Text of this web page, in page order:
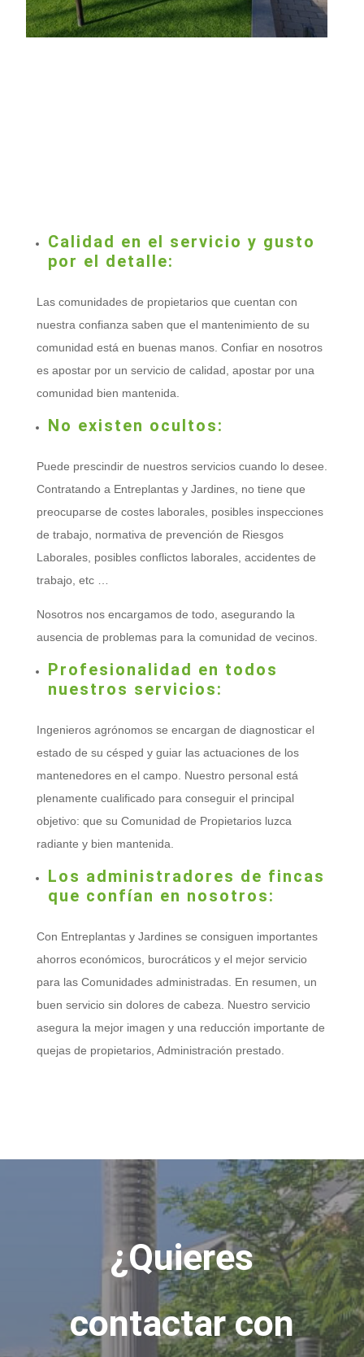
Calidad en el servicio y gusto
por el detalle:
Las comunidades de propietarios que cuentan con
nuestra confianza saben que el mantenimiento de su
comunidad está en buenas manos. Confiar en nosotros
es apostar por un servicio de calidad, apostar por una
comunidad bien mantenida.
No existen ocultos:
Puede prescindir de nuestros servicios cuando lo desee.
Contratando a Entreplantas y Jardines, no tiene que
preocuparse de costes laborales, posibles inspecciones
de trabajo, normativa de prevención de Riesgos
Laborales, posibles conflictos laborales, accidentes de
trabajo, etc …
Nosotros nos encargamos de todo, asegurando la
ausencia de problemas para la comunidad de vecinos.
Profesionalidad en todos
nuestros servicios:
Ingenieros agrónomos se encargan de diagnosticar el
estado de su césped y guiar las actuaciones de los
mantenedores en el campo. Nuestro personal está
plenamente cualificado para conseguir el principal
objetivo: que su Comunidad de Propietarios luzca
radiante y bien mantenida.
Los administradores de fincas
que confían en nosotros:
Con Entreplantas y Jardines se consiguen importantes
ahorros económicos, burocráticos y el mejor servicio
para las Comunidades administradas. En resumen, un
buen servicio sin dolores de cabeza. Nuestro servicio
asegura la mejor imagen y una reducción importante de
quejas de propietarios, Administración prestado.
¿Quieres
contactar con